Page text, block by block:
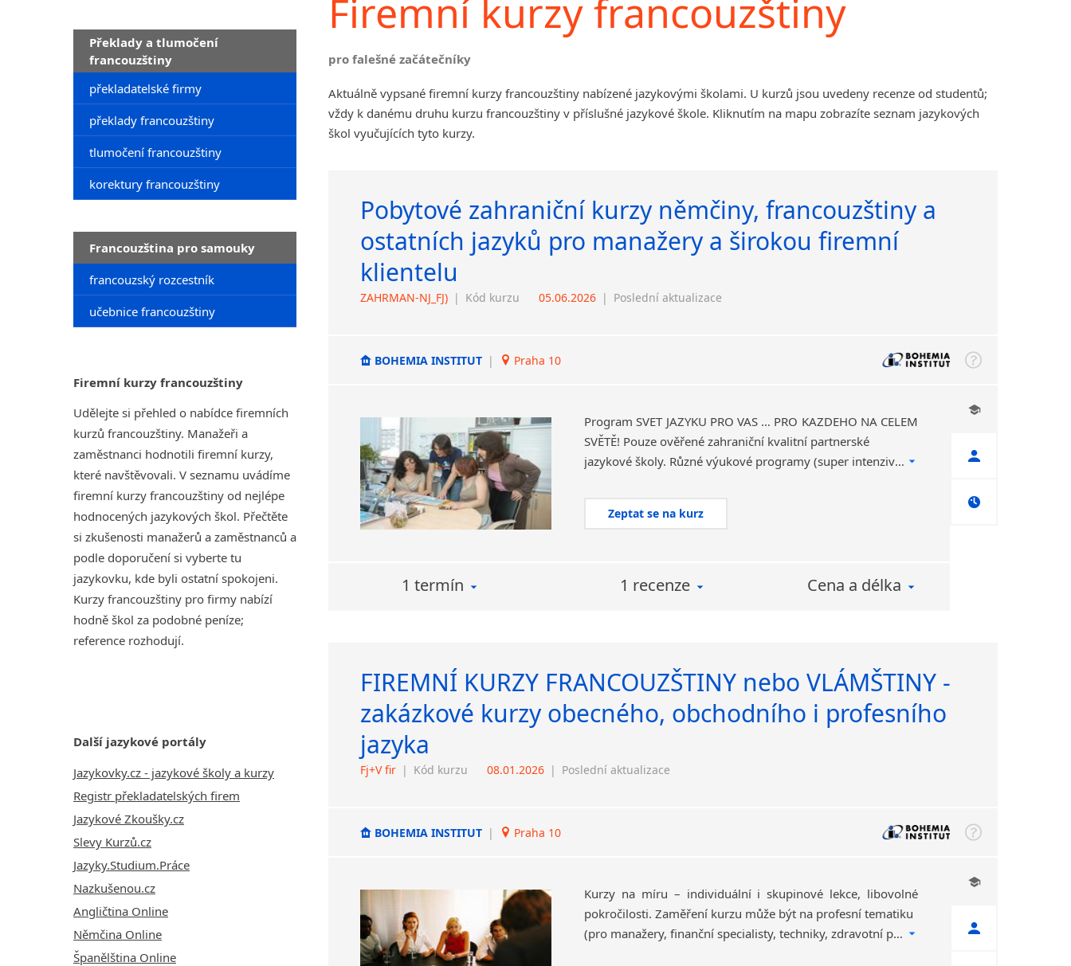
Překlady a tlumočení
francouzštiny
překladatelské firmy
překlady francouzštiny
tlumočení francouzštiny
korektury francouzštiny
Francouzština pro samouky
francouzský rozcestník
učebnice francouzštiny
Firemní kurzy francouzštiny
Udělejte si přehled o nabídce firemních
kurzů francouzštiny. Manažeři a
zaměstnanci hodnotili firemní kurzy,
které navštěvovali. V seznamu uvádíme
firemní kurzy francouzštiny od nejlépe
hodnocených jazykových škol. Přečtěte
si zkušenosti manažerů a zaměstnanců a
podle doporučení si vyberte tu
jazykovku, kde byli ostatní spokojeni.
Kurzy francouzštiny pro firmy nabízí
hodně škol za podobné peníze;
reference rozhodují.
Další jazykové portály
Jazykovky.cz - jazykové školy a kurzy
Registr překladatelských firem
Jazykové Zkoušky.cz
Slevy Kurzů.cz
Jazyky.Studium.Práce
Nazkušenou.cz
Angličtina Online
Němčina Online
Španělština Online
Firemní kurzy francouzštiny
pro falešné začátečníky
Aktuálně vypsané firemní kurzy francouzštiny nabízené jazykovými školami. U kurzů jsou uvedeny recenze od studentů;
vždy k danému druhu kurzu francouzštiny v příslušné jazykové škole. Kliknutím na mapu zobrazíte seznam jazykových
škol vyučujících tyto kurzy.
Pobytové zahraniční kurzy němčiny, francouzštiny a
ostatních jazyků pro manažery a širokou firemní
klientelu
ZAHRMAN-NJ_FJ) | Kód kurzu 05.06.2026 | Poslední aktualizace
BOHEMIA INSTITUT | Praha 10
Program SVĚT JAZYKŮ PRO VÁS … PRO KAŽDÉHO NA CELÉM
SVĚTĚ! Pouze ověřené zahraniční kvalitní partnerské
jazykové školy. Různé výukové programy (super intenzivní „crash“ kurzy, profesně orientované, skupinové i individuální kurzy,…Kompletní servis.
Zeptat se na kurz
1 termín 1 recenze Cena a délka
FIREMNÍ KURZY FRANCOUZŠTINY nebo VLÁMŠTINY -
zakázkové kurzy obecného, obchodního i profesního
jazyka
Fj+V fir | Kód kurzu 08.01.2026 | Poslední aktualizace
BOHEMIA INSTITUT | Praha 10
Kurzy na míru – individuální i skupinové lekce, libovolné
pokročilosti. Zaměření kurzu může být na profesní tematiku
(pro manažery, finanční specialisty, techniky, zdravotní pracovníky, mezinárodní obchod aj.). Kurzy ve firmě, jazykové škole nebo on-line.